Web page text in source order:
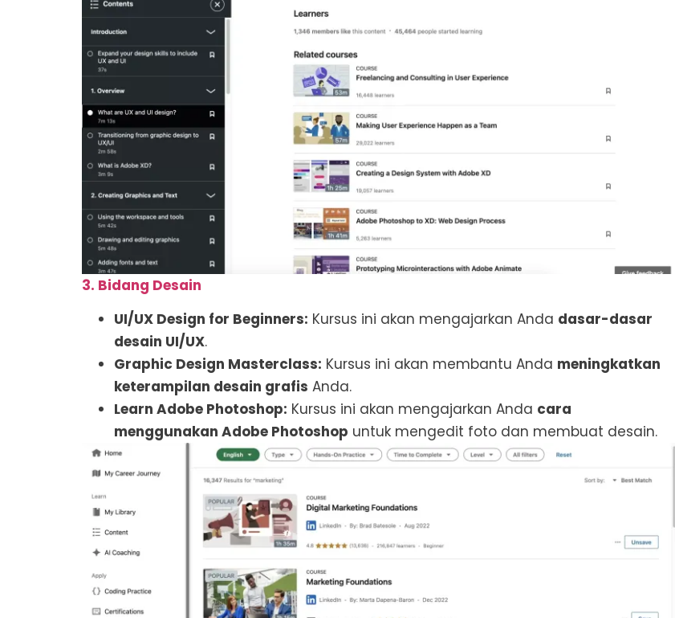
3. Bidang Desain
UI/UX Design for Beginners: Kursus ini akan mengajarkan Anda dasar-dasar
desain UI/UX.
Graphic Design Masterclass: Kursus ini akan membantu Anda meningkatkan
keterampilan desain grafis Anda.
Learn Adobe Photoshop: Kursus ini akan mengajarkan Anda cara
menggunakan Adobe Photoshop untuk mengedit foto dan membuat desain.